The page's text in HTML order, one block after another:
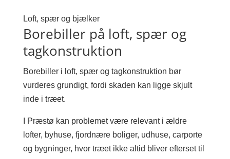
Loft, spær og bjælker
Borebiller på loft, spær og
tagkonstruktion
Borebiller i loft, spær og tagkonstruktion bør
vurderes grundigt, fordi skaden kan ligge skjult
inde i træet.
I Præstø kan problemet være relevant i ældre
lofter, byhuse, fjordnære boliger, udhuse, carporte
og bygninger, hvor træet ikke altid bliver efterset til